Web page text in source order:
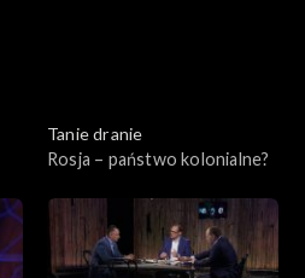
Tanie dranie
Rosja – państwo kolonialne?